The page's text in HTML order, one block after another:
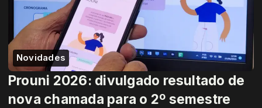
Novidades
Prouni 2026: divulgado resultado de
nova chamada para o 2º semestre